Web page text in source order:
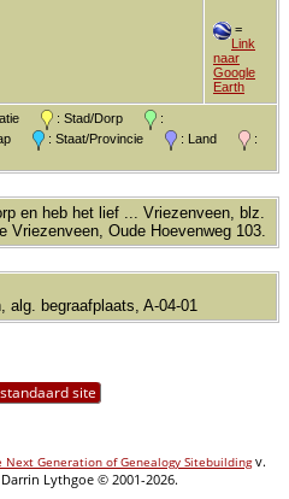
=
Link
naar
Google
Earth
: Stad/Dorp
:
: Staat/Provincie : Land
:
en heb het lief ... Vriezenveen, blz.
Vriezenveen, Oude Hoevenweg 103.
alg. begraafplaats, A-04-01
site
Next Generation of Genealogy Sitebuildingv.
Lythgoe © 2001-2026.